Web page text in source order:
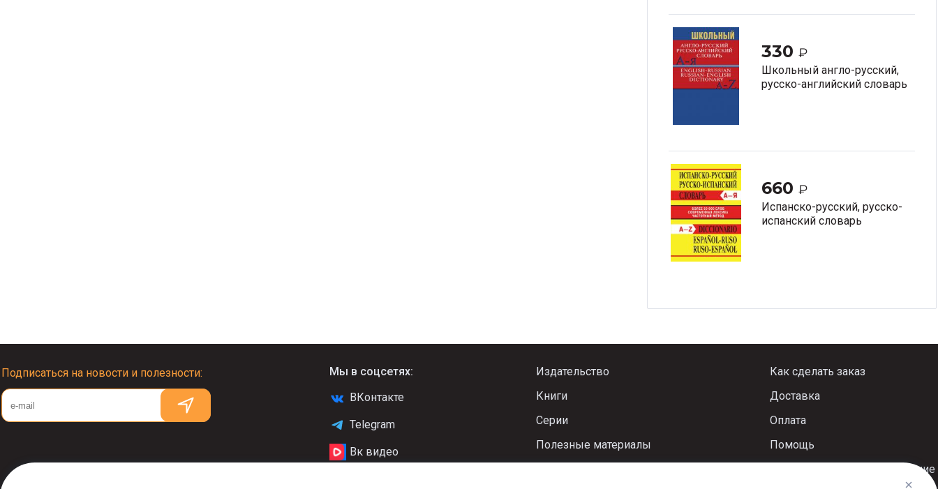
330 ₽
Школьный англо-русский,
русско-английский словарь
660 ₽
Испанско-русский, русско-
испанский словарь
Подписаться на новости и полезности:
Мы в соцсетях:
ВКонтакте
Telegram
Вк видео
Издательство
Книги
Серии
Полезные материалы
Как сделать заказ
Доставка
Оплата
Помощь
Пользовательское соглашение